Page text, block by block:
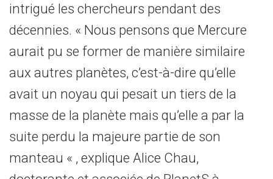
intrigué les chercheurs pendant des
décennies. « Nous pensons que Mercure
aurait pu se former de manière similaire
aux autres planètes, c’est-à-dire qu’elle
avait un noyau qui pesait un tiers de la
masse de la planète mais qu’elle a par la
suite perdu la majeure partie de son
manteau « , explique Alice Chau,